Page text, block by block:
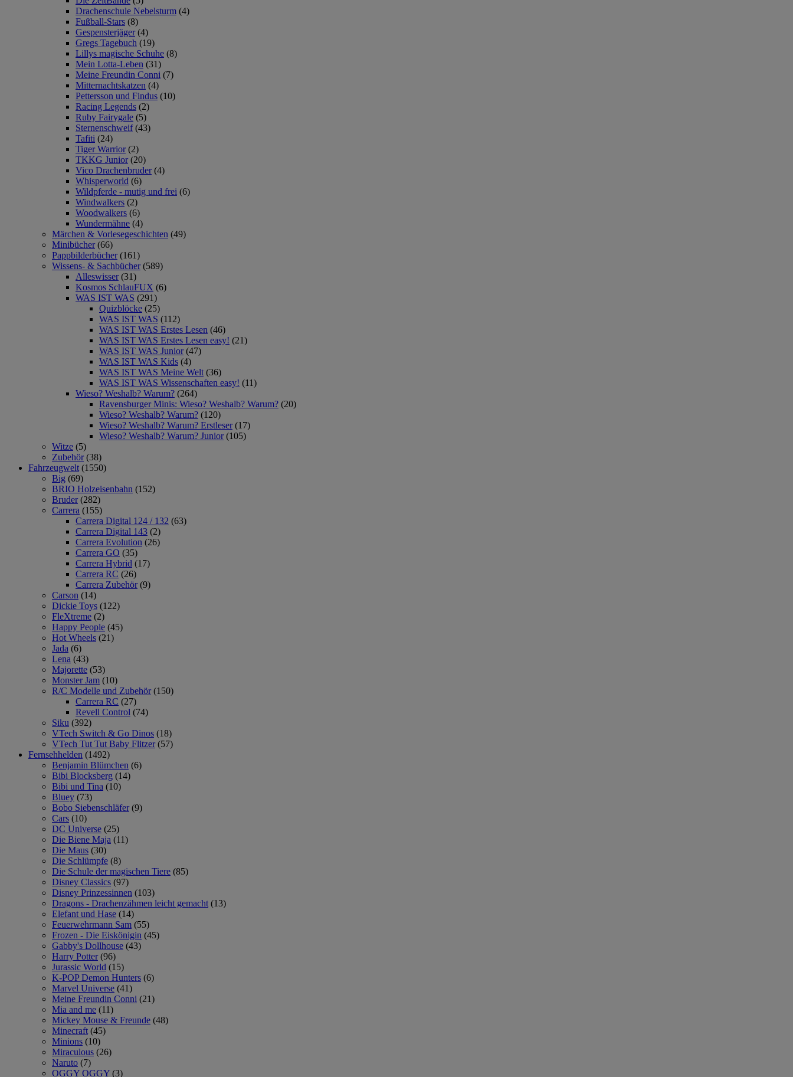
Drachenschule Nebelsturm (4)
Fußball-Stars (8)
Gespensterjäger (4)
Gregs Tagebuch (19)
Lillys magische Schuhe (8)
Mein Lotta-Leben (31)
Meine Freundin Conni (7)
Mitternachtskatzen (4)
Pettersson und Findus (10)
Racing Legends (2)
Ruby Fairygale (5)
Sternenschweif (43)
Tafiti (24)
Tiger Warrior (2)
TKKG Junior (20)
Vico Drachenbruder (4)
Whisperworld (6)
Wildpferde - mutig und frei (6)
Windwalkers (2)
Woodwalkers (6)
Wundermähne (4)
Märchen & Vorlesegeschichten (49)
Minibücher (66)
Pappbilderbücher (161)
Wissens- & Sachbücher (589)
Alleswisser (31)
Kosmos SchlauFUX (6)
WAS IST WAS (291)
Quizblöcke (25)
WAS IST WAS (112)
WAS IST WAS Erstes Lesen (46)
WAS IST WAS Erstes Lesen easy! (21)
WAS IST WAS Junior (47)
WAS IST WAS Kids (4)
WAS IST WAS Meine Welt (36)
WAS IST WAS Wissenschaften easy! (11)
Wieso? Weshalb? Warum? (264)
Ravensburger Minis: Wieso? Weshalb? Warum? (20)
Wieso? Weshalb? Warum? (120)
Wieso? Weshalb? Warum? Erstleser (17)
Wieso? Weshalb? Warum? Junior (105)
Witze (5)
Zubehör (38)
Fahrzeugwelt (1550)
Big (69)
BRIO Holzeisenbahn (152)
Bruder (282)
Carrera (155)
Carrera Digital 124 / 132 (63)
Carrera Digital 143 (2)
Carrera Evolution (26)
Carrera GO (35)
Carrera Hybrid (17)
Carrera RC (26)
Carrera Zubehör (9)
Carson (14)
Dickie Toys (122)
FleXtreme (2)
Happy People (45)
Hot Wheels (21)
Jada (6)
Lena (43)
Majorette (53)
Monster Jam (10)
R/C Modelle und Zubehör (150)
Carrera RC (27)
Revell Control (74)
Siku (392)
VTech Switch & Go Dinos (18)
VTech Tut Tut Baby Flitzer (57)
Fernsehhelden (1492)
Benjamin Blümchen (6)
Bibi Blocksberg (14)
Bibi und Tina (10)
Bluey (73)
Bobo Siebenschläfer (9)
Cars (10)
DC Universe (25)
Die Biene Maja (11)
Die Maus (30)
Die Schlümpfe (8)
Die Schule der magischen Tiere (85)
Disney Classics (97)
Disney Prinzessinnen (103)
Dragons - Drachenzähmen leicht gemacht (13)
Elefant und Hase (14)
Feuerwehrmann Sam (55)
Frozen - Die Eiskönigin (45)
Gabby's Dollhouse (43)
Harry Potter (96)
Jurassic World (15)
K-POP Demon Hunters (6)
Marvel Universe (41)
Meine Freundin Conni (21)
Mia and me (11)
Mickey Mouse & Freunde (48)
Minecraft (45)
Minions (10)
Miraculous (26)
Naruto (7)
OGGY OGGY (3)